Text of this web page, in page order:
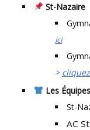
St-Nazaire
ici
>
Les Équipes
St-
AC